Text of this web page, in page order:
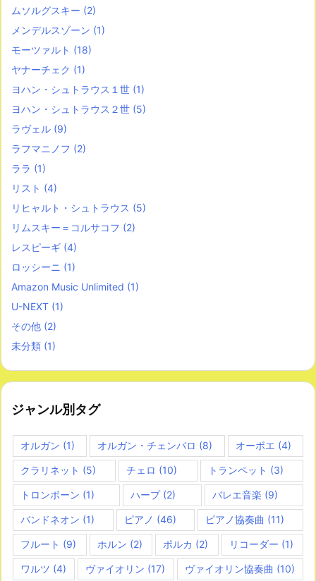
ムソルグスキー (2)
メンデルスゾーン (1)
モーツァルト (18)
ヤナーチェク (1)
ヨハン・シュトラウス１世 (1)
ヨハン・シュトラウス２世 (5)
ラヴェル (9)
ラフマニノフ (2)
ララ (1)
リスト (4)
リヒャルト・シュトラウス (5)
リムスキー＝コルサコフ (2)
レスピーギ (4)
ロッシーニ (1)
Amazon Music Unlimited (1)
U-NEXT (1)
その他 (2)
未分類 (1)
ジャンル別タグ
オルガン (1) オルガン・チェンバロ (8) オーボエ (4)
クラリネット (5) チェロ (10) トランペット (3)
トロンボーン (1) ハープ(2) バレエ音楽 (9)
バンドネオン (1) ピアノ (46) ピアノ協奏曲 (11)
フルート (9) ホルン (2) ポルカ (2) リコーダー (1)
ワルツ (4) ヴァイオリン (17) ヴァイオリン協奏曲 (10)